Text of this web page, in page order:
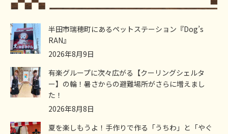
半田市瑞穂町にあるペットステーション『Dog’s
RAN』
2026年8月9日
有楽グループに次々広がる【クーリングシェルタ
ー】の輪！暑さからの避難場所がさらに増えまし
た！
2026年8月8日
夏を楽しもうよ！手作りで作る「うちわ」と「やぐ